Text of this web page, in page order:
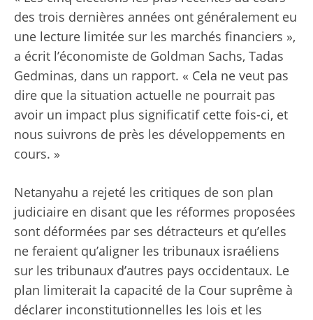
des trois dernières années ont généralement eu
une lecture limitée sur les marchés financiers »,
a écrit l’économiste de Goldman Sachs, Tadas
Gedminas, dans un rapport. « Cela ne veut pas
dire que la situation actuelle ne pourrait pas
avoir un impact plus significatif cette fois-ci, et
nous suivrons de près les développements en
cours. »
Netanyahu a rejeté les critiques de son plan
judiciaire en disant que les réformes proposées
sont déformées par ses détracteurs et qu’elles
ne feraient qu’aligner les tribunaux israéliens
sur les tribunaux d’autres pays occidentaux. Le
plan limiterait la capacité de la Cour suprême à
déclarer inconstitutionnelles les lois et les